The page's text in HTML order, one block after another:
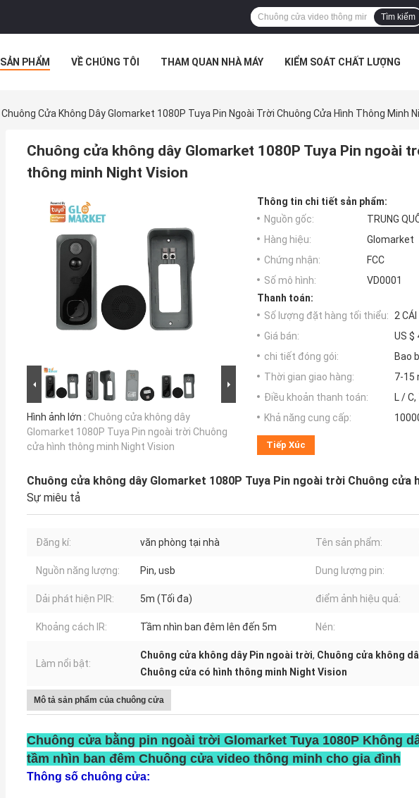
Tìm kiếm
SẢN PHẨM VỀ CHÚNG TÔI THAM QUAN NHÀ MÁY KIỂM SOÁT CHẤT LƯỢNG
Chuông Cửa Không Dây Glomarket 1080P Tuya Pin Ngoài Trời Chuông Cửa Hình Thông Minh
Chuông cửa không dây Glomarket 1080P Tuya Pin ngoài
thông minh Night Vision
Hình ảnh lớn : Chuông cửa không dây
Glomarket 1080P Tuya Pin ngoài trời Chuông
cửa hình thông minh Night Vision
Thông tin chi tiết sản phẩm:
Nguồn gốc:
TRUNG
Hàng hiệu:
Glomarket
Chứng nhận:
FCC
Số mô hình:
VD0001
Thanh toán:
Số lượng đặt hàng tối thiểu: 2 CÁI
Giá bán:
US $
chi tiết đóng gói:
Bao
Thời gian giao hàng:
7-15
Điều khoản thanh toán:
L /
Khả năng cung cấp:
Tiếp Xúc
Chuông cửa không dây Glomarket 1080P Tuya Pin ngoài trời Chuông cửa
Sự miêu tả
Đăng kí: văn phòng tại nhà Tên sản phẩm:
Nguồn năng lượng: Pin, usb Dung lượng pin:
Dải phát hiện PIR: 5m (Tối đa) điểm ảnh hiệu quả:
Khoảng cách IR: Tầm nhìn ban đêm lên đến 5m Nén:
Làm nổi bật:
Chuông cửa không dây Pin ngoài trời, Chuông cửa không
Chuông cửa có hình thông minh Night Vision
Mô tả sản phẩm của chuông cửa
Chuông cửa bằng pin ngoài trời Glomarket Tuya 1080P Không
tầm nhìn ban đêm Chuông cửa video thông minh cho gia đình
Thông số chuông cửa: